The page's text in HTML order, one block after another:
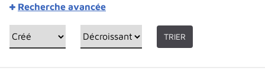
Recherche avancée
TRIER